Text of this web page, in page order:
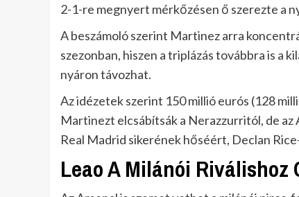
2-1-re megnyert mérkőzésen ő szerezte a
A beszámoló szerint Martinez arra
szezonban, hiszen a triplázás továbbra is a
nyáron távozhat.
Az idézetek szerint 150 millió eurós (128
Martinezt elcsábítsák a Nerazzurritól, de az
Real Madrid sikerének hőséért, Declan
Leao A Milánói Riválishoz